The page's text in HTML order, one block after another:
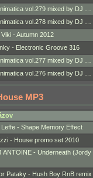
vol.279 mixed by DJ …
vol.278 mixed by DJ …
Viki - Autumn 2012
- Electronic Groove 316
vol.277 mixed by DJ …
vol.276 mixed by DJ …
MP3
Leffe - Shape Memory Effect
- House promo set 2010
ANTOINE - Underneath (Jordy
Pataky - Hush Boy RnB remix